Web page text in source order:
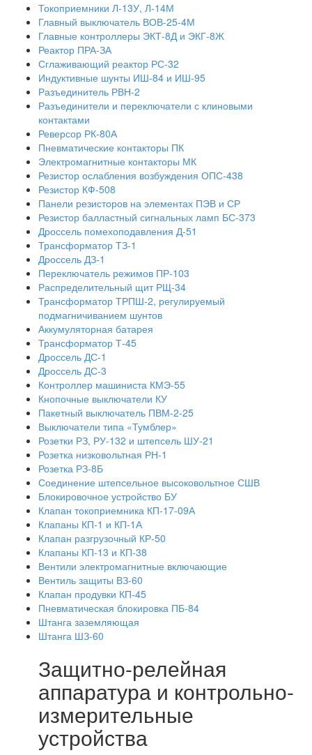
Токоприемники Л-13У, Л-14М
Главный выключатель ВОВ-25-4М
Главные контроллеры ЭКТ-8Д и ЭКГ-8Ж
Реактор ПРА-ЗА
Сглаживающий реактор РС-32
Индуктивные шунты ИШ-84 и ИШ-95
Разъединитель РВН-2
Разъединители и переключатели с клиновыми
контактами
Реверсор РК-80А
Пневматические контакторы ПК
Электромагнитные контакторы МК
Резистор ослабления возбуждения ОПС-438
Резистор КФ-508
Панели резисторов на элементах ПЭВ и СР
Резистор балластный сигнальных ламп БС-373
Дроссель помехоподавления Д-51
Трансформатор ТЗ-1
Дроссель ДЗ-1
Переключатель режимов ПР-103
Распределительный щит РЩ-34
Трансформатор ТРПШ-2, регулируемый
подмагничиванием шунтов
Аккумуляторная батарея
Трансформатор Т-45
Дроссель ДС-1
Дроссель ДС-3
Контроллер машиниста КМЭ-55
Кнопочные выключатели КУ
Пакетный выключатель ПВМ-2-25
Выключатели типа «Тумблер»
Розетки РЗ, РУ-132 и штепсель ШУ-21
Розетка низковольтная РН-1
Розетка РЗ-8Б
Соединение штепсельное высоковольтное СШВ
Блокировочное устройство БУ
Клапан токоприемника КП-17-09А
Клапаны КП-1 и КП-1А
Клапан разгрузочный КР-50
Клапаны КП-13 и КП-38
Вентили электромагнитные включающие
Вентиль защиты ВЗ-60
Клапан продувки КП-45
Пневматическая блокировка ПБ-84
Штанга заземляющая
Штанга ШЗ-60
Защитно-релейная
аппаратура и контрольно-
измерительные
устройства